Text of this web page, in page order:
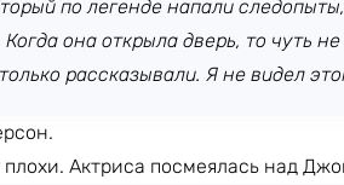
по легенде напали
она открыла дверь, то чуть не
рассказывали. Я не видел
Актриса посмеялась над